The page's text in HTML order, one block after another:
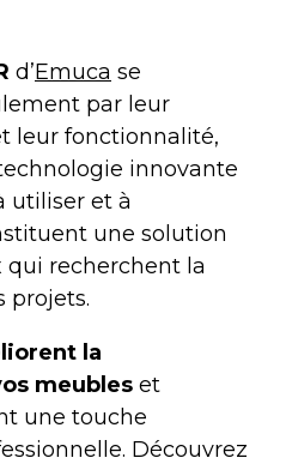
d’Emuca se
par leur
leur fonctionnalité,
innovante
utiliser et à
une solution
recherchent la
projets.
la
meubles et
une touche
Découvrez